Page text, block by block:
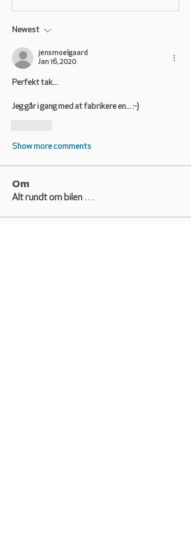
Newest
jensmoelgaard
Jan 16, 2020
Perfekt tak...
Jeg går i gang med at fabrikere en... :-)
Show more comments
Om
Alt rundt om bilen …